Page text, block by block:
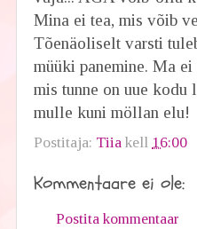
Mina ei tea, mis võib
Tõenäoliselt varsti
müüki panemine. Ma
mis tunne on uue
mulle kuni möllan elu!
Postitaja: Tiia kell 16:00
Kommentaare ei ole:
Postita kommentaar